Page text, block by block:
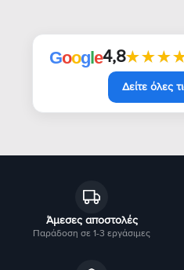
Άμεσες αποστολές
Παράδοση σε 1-3 εργάσιμες
Google4,8
Δείτε όλες